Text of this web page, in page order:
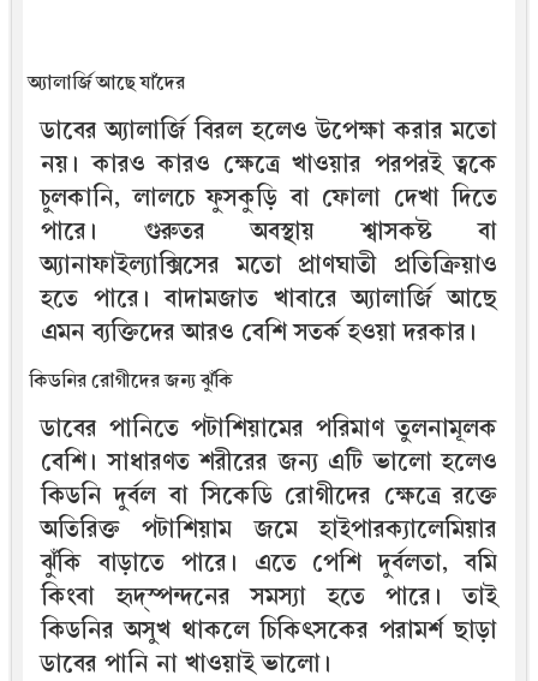
অ্যালার্জি আছে যাঁদের
ডাবের অ্যালার্জি বিরল হলেও উপেক্ষা করার মতো
নয়। কারও কারও ক্ষেত্রে খাওয়ার পরপরই ত্বকে
চুলকানি, লালচে ফুসকুড়ি বা ফোলা দেখা দিতে
পারে। গুরুতর অবস্থায় শ্বাসকষ্ট বা
অ্যানাফাইল্যাক্সিসের মতো প্রাণঘাতী প্রতিক্রিয়াও
হতে পারে। বাদামজাত খাবারে অ্যালার্জি আছে
এমন ব্যক্তিদের আরও বেশি সতর্ক হওয়া দরকার।
কিডনির রোগীদের জন্য ঝুঁকি
ডাবের পানিতে পটাশিয়ামের পরিমাণ তুলনামূলক
বেশি। সাধারণত শরীরের জন্য এটি ভালো হলেও
কিডনি দুর্বল বা সিকেডি রোগীদের ক্ষেত্রে রক্তে
অতিরিক্ত পটাশিয়াম জমে হাইপারক্যালেমিয়ার
ঝুঁকি বাড়াতে পারে। এতে পেশি দুর্বলতা, বমি
কিংবা হৃদ্‌স্পন্দনের সমস্যা হতে পারে। তাই
কিডনির অসুখ থাকলে চিকিৎসকের পরামর্শ ছাড়া
ডাবের পানি না খাওয়াই ভালো।